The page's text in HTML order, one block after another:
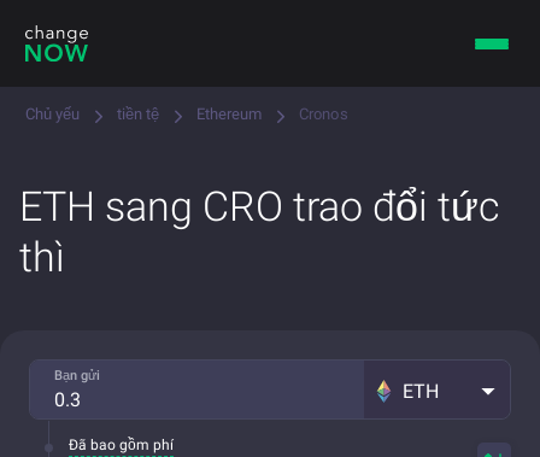
Chủ yếu tiền tệ Ethereum Cronos
ETH sang CRO trao đổi tức
thì
Bạn gửi
ETH
Đã bao gồm phí